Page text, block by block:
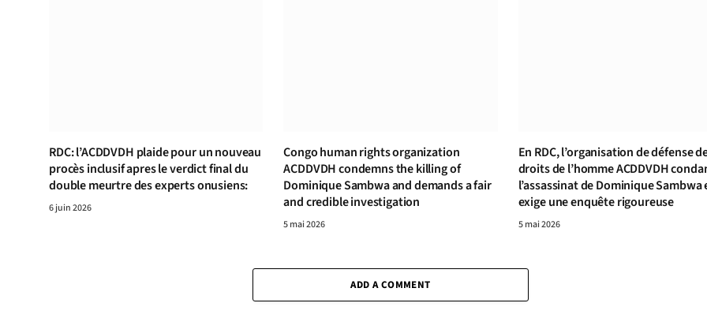
RDC: l’ACDDVDH plaide pour un nouveau
procès inclusif apres le verdict final du
double meurtre des experts onusiens:
6 juin 2026
Congo human rights organization
ACDDVDH condemns the killing of
Dominique Sambwa and demands a fair
and credible investigation
5 mai 2026
En RDC, l’organisation de défense
droits de l’homme ACDDVDH
l’assassinat de Dominique Sambwa
exige une enquête rigoureuse
5 mai 2026
ADD A COMMENT